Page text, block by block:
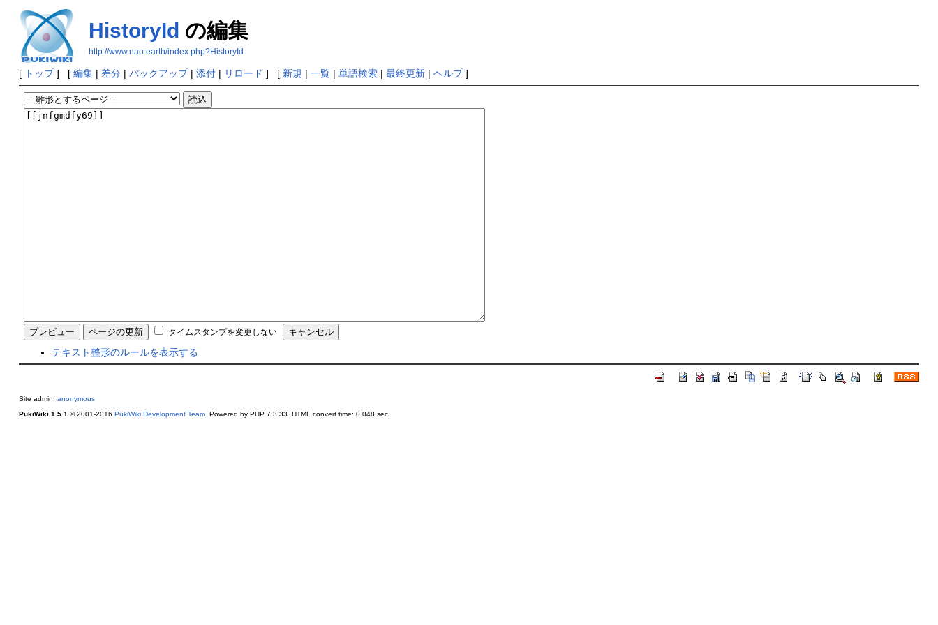
HistoryId の編集
http://www.nao.earth/index.php?HistoryId
[ トップ] [ 編集| 差分| バックアップ| 添付| リロード ] [ 新規 | 一覧| 単語検索| 最終更新| ヘルプ]
タイムスタンプを変更しない
テキスト整形のルールを表示する
Site admin: anonymous
PukiWiki 1.5.1 © 2001-2016 PukiWiki Development Team. Powered by PHP 7.3.33. HTML convert time: 0.048 sec.